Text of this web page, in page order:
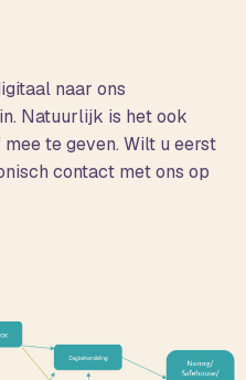
naar ons
Natuurlijk is het ook
te geven. Wilt u eerst
contact met ons op